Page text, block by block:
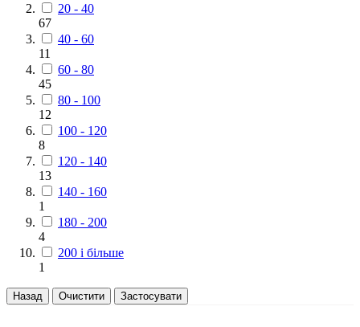
20 - 40
67
40 - 60
11
60 - 80
45
80 - 100
12
100 - 120
8
120 - 140
13
140 - 160
1
180 - 200
4
200 і більше
1
Назад Очистити Застосувати